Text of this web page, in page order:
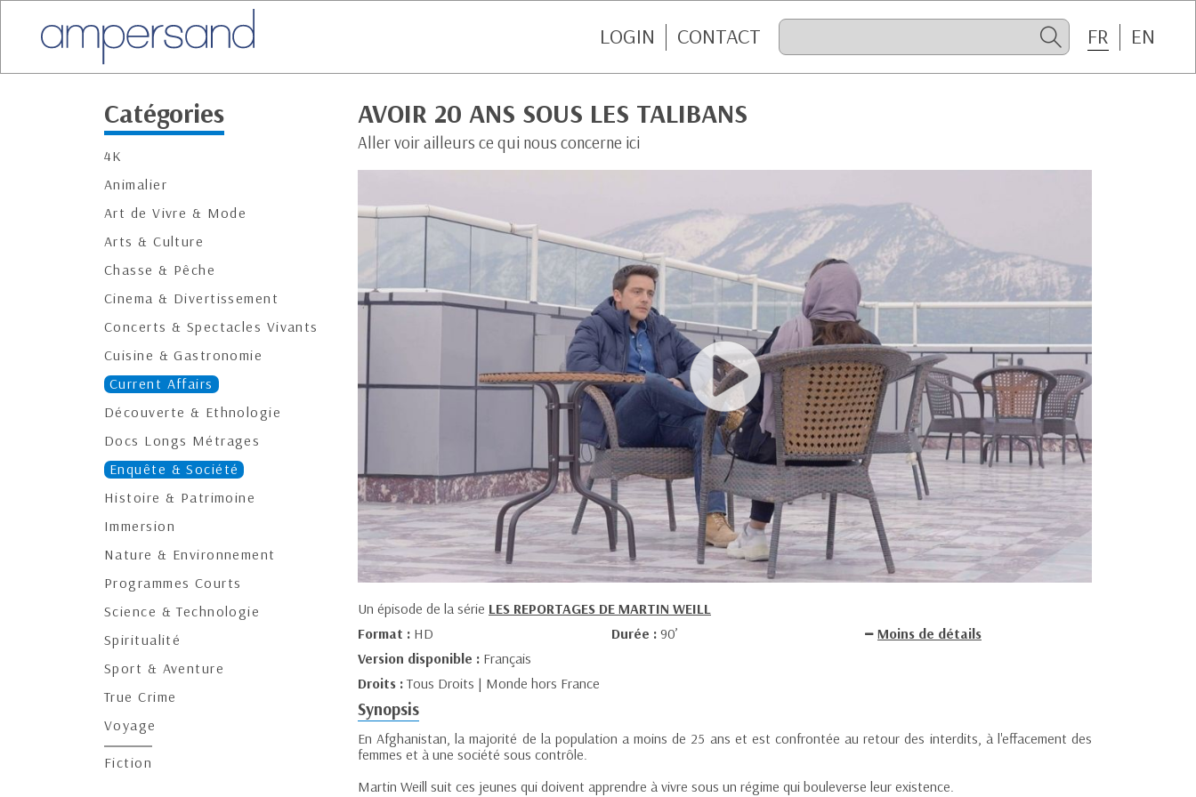
LOGIN CONTACT FR EN
Catégories
4K
Animalier
Art de Vivre & Mode
Arts & Culture
Chasse & Pêche
Cinema & Divertissement
Concerts & Spectacles Vivants
Cuisine & Gastronomie
Current Affairs
Découverte & Ethnologie
Docs Longs Métrages
Enquête & Société
Histoire & Patrimoine
Immersion
Nature & Environnement
Programmes Courts
Science & Technologie
Spiritualité
Sport & Aventure
True Crime
Voyage
Fiction
AVOIR 20 ANS SOUS LES TALIBANS
Aller voir ailleurs ce qui nous concerne ici
Un épisode de la série LES REPORTAGES DE MARTIN WEILL
Format : HD Durée : 90’
Moins de détails
Version disponible : Français
Droits :Tous Droits | Monde hors France
Synopsis
En Afghanistan, la majorité de la population a moins de 25 ans et est confrontée au retour des interdits, à l'effacement des
femmes et à une société sous contrôle.
Martin Weill suit ces jeunes qui doivent apprendre à vivre sous un régime qui bouleverse leur existence.